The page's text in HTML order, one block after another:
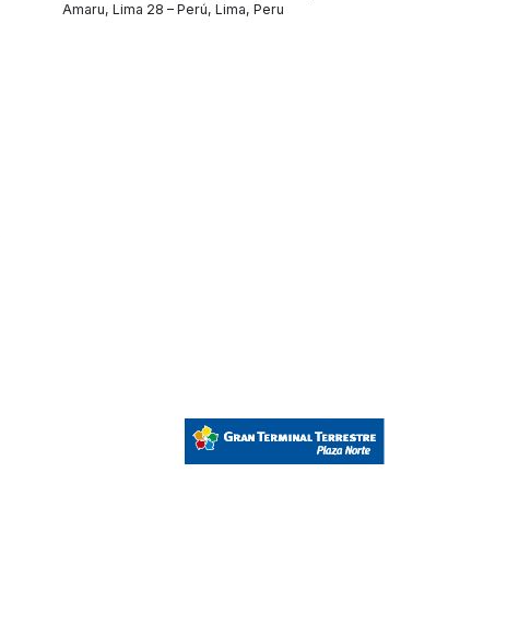
Amaru, Lima 28 – Perú, Lima, Peru